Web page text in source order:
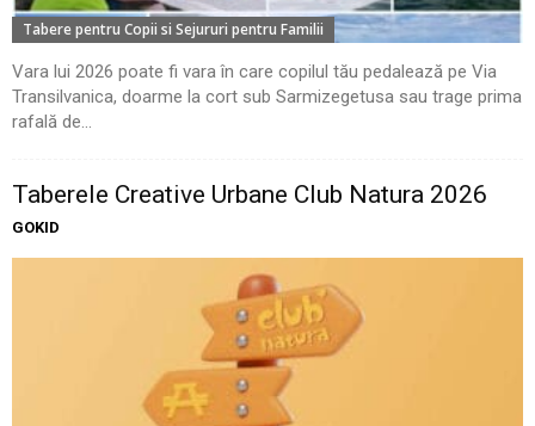
Tabere pentru Copii si Sejururi pentru Familii
Vara lui 2026 poate fi vara în care copilul tău pedalează pe Via
Transilvanica, doarme la cort sub Sarmizegetusa sau trage prima
rafală de...
Taberele Creative Urbane Club Natura 2026
GOKID